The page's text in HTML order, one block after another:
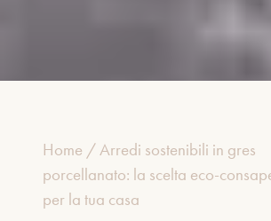
Home /Arredi sostenibili in gres
porcellanato: la scelta eco-
per la tua casa